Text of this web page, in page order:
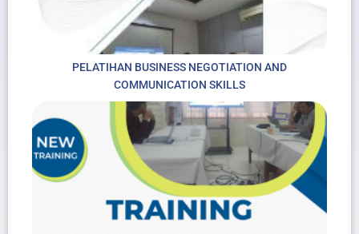
PELATIHAN BUSINESS NEGOTIATION AND
COMMUNICATION SKILLS